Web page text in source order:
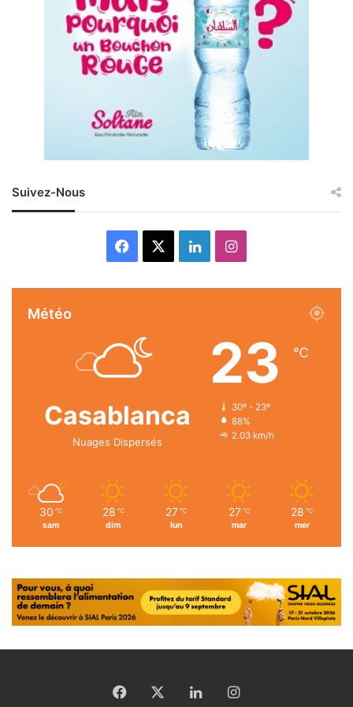
Suivez-Nous
Facebook LinkedinInstagram
Météo
Casablanca
Nuages Dispersés
23 ℃
30º - 23º
88%
2.03 km/h
30 ℃
sam
28 ℃
dim
27 ℃
lun
27 ℃
mar
28 ℃
mer
Facebook LinkedinInstagram